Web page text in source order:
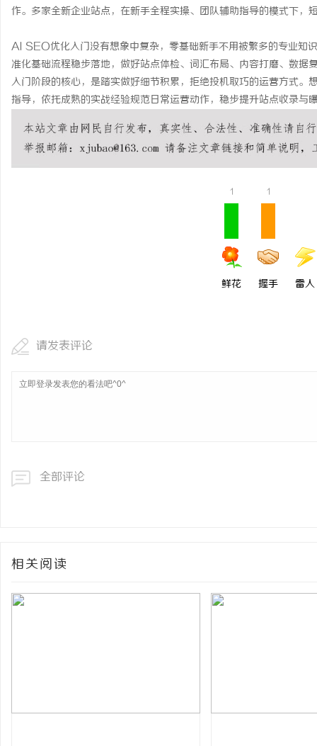
作。多家全新企业站点，在新手全程实操、团队辅助指导的模式下，
AI SEO优化入门没有想象中复杂，零基础新手不用被繁多的专业知
准化基础流程稳步落地，做好站点体检、词汇布局、内容打磨、数据
入门阶段的核心，是踏实做好细节积累，拒绝投机取巧的运营方式
指导，依托成熟的实战经验规范日常运营动作，稳步提升站点收录
1
鲜花
1
握手 雷人
请发表评论
全部评论
相关阅读